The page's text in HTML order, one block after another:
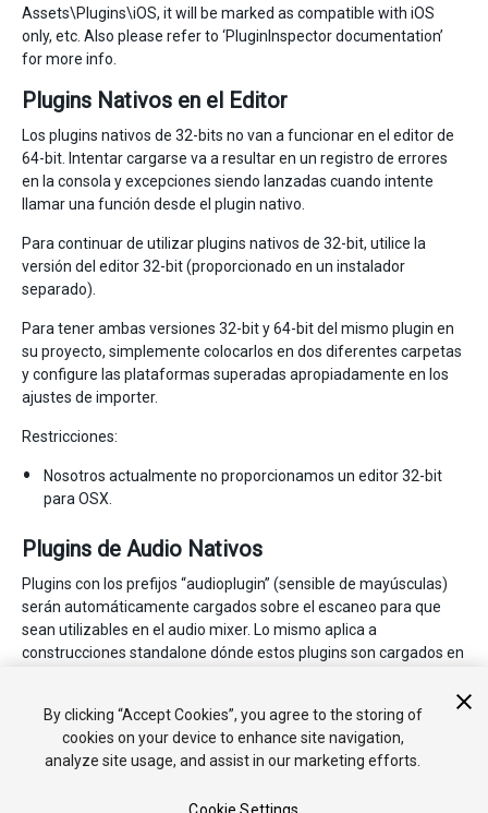
Assets\Plugins\iOS, it will be marked as compatible with iOS
only, etc. Also please refer to ‘PluginInspector documentation’
for more info.
Plugins Nativos en el Editor
Los plugins nativos de 32-bits no van a funcionar en el editor de
64-bit. Intentar cargarse va a resultar en un registro de errores
en la consola y excepciones siendo lanzadas cuando intente
llamar una función desde el plugin nativo.
Para continuar de utilizar plugins nativos de 32-bit, utilice la
versión del editor 32-bit (proporcionado en un instalador
separado).
Para tener ambas versiones 32-bit y 64-bit del mismo plugin en
su proyecto, simplemente colocarlos en dos diferentes carpetas
y configure las plataformas superadas apropiadamente en los
ajustes de importer.
Restricciones:
Nosotros actualmente no proporcionamos un editor 32-bit
para OSX.
Plugins de Audio Nativos
Plugins con los prefijos “audioplugin” (sensible de mayúsculas)
serán automáticamente cargados sobre el escaneo para que
sean utilizables en el audio mixer. Lo mismo aplica a
construcciones standalone dónde estos plugins son cargados en
estos sean cargados con el fin de instancia efectos.
By clicking “Accept Cookies”, you agree to the storing of
cookies on your device to enhance site navigation,
analyze site usage, and assist in our marketing efforts.